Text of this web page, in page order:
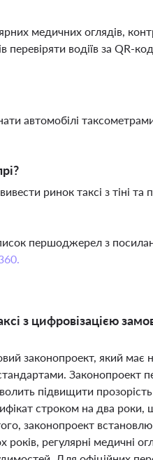
медичних оглядів,
перевіряти водіїв за QR-
автомобілі
ринок таксі з тіні та
першоджерел з
з цифровізацією
законопроект, який має
Законопроект
підвищити
строком на два роки,
законопроект
років, регулярні медичні